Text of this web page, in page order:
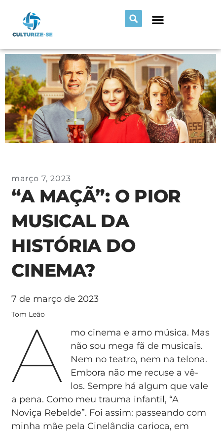
março 7, 2023
“A MAÇÃ”: O PIOR
MUSICAL DA
HISTÓRIA DO
CINEMA?
7 de março de 2023
Tom Leão
A
mo cinema e amo música. Mas
não sou mega fã de musicais.
Nem no teatro, nem na telona.
Embora não me recuse a vê-
los. Sempre há algum que vale
a pena. Como meu trauma infantil, “A
Noviça Rebelde”. Foi assim: passeando com
minha mãe pela Cinelândia carioca, em